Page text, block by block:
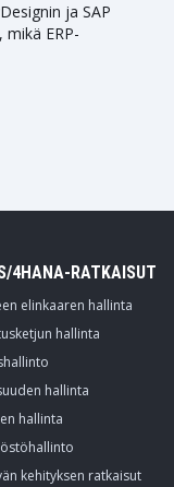
ja SAP
ERP-
4HANA-RATKAISUT
elinkaaren hallinta
hallinta
hallinta
hallinta
kehityksen ratkaisut